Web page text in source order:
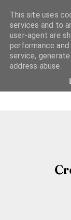
This site uses
services and to
user-agent are
performance
service,
address abuse.